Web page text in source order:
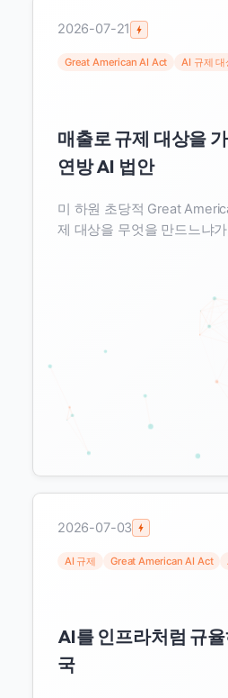
2026-07-21
Great American AI Act AI 규제 대
매출로 규제 대상을
연방 AI 법안
미 하원 초당적 Great
제 대상을 무엇을 만드느냐
2026-07-03
AI 규제 Great American AI Act
AI를 인프라처럼 규
국